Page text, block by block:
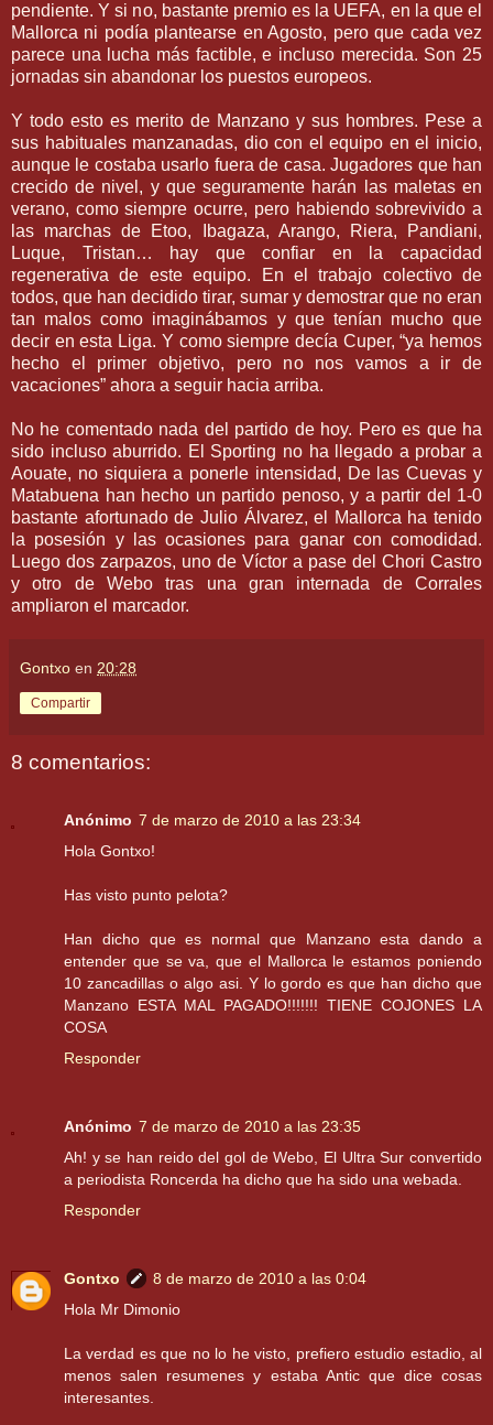
pendiente. Y si no, bastante premio es la UEFA, en la que el
Mallorca ni podía plantearse en Agosto, pero que cada vez
parece una lucha más factible, e incluso merecida. Son 25
jornadas sin abandonar los puestos europeos.
Y todo esto es merito de Manzano y sus hombres. Pese a
sus habituales manzanadas, dio con el equipo en el inicio,
aunque le costaba usarlo fuera de casa. Jugadores que han
crecido de nivel, y que seguramente harán las maletas en
verano, como siempre ocurre, pero habiendo sobrevivido a
las marchas de Etoo, Ibagaza, Arango, Riera, Pandiani,
Luque, Tristan… hay que confiar en la capacidad
regenerativa de este equipo. En el trabajo colectivo de
todos, que han decidido tirar, sumar y demostrar que no eran
tan malos como imaginábamos y que tenían mucho que
decir en esta Liga. Y como siempre decía Cuper, “ya hemos
hecho el primer objetivo, pero no nos vamos a ir de
vacaciones” ahora a seguir hacia arriba.
No he comentado nada del partido de hoy. Pero es que ha
sido incluso aburrido. El Sporting no ha llegado a probar a
Aouate, no siquiera a ponerle intensidad, De las Cuevas y
Matabuena han hecho un partido penoso, y a partir del 1-0
bastante afortunado de Julio Álvarez, el Mallorcaha tenido
la posesión y las ocasiones para ganar con comodidad.
Luego dos zarpazos, uno de Víctor a pase del Chori Castro
y otro de Webo tras una gran internada de Corrales
ampliaron el marcador.
Gontxo en 20:28
Compartir
8 comentarios:
Anónimo 7 de marzo de 2010 a las 23:34
Hola Gontxo!
Has visto punto pelota?
Han dicho que es normal que Manzano esta dando a
entender que se va, que el Mallorca le estamos poniendo
10 zancadillas o algo asi. Y lo gordo es que han dicho que
Manzano ESTA MAL PAGADO!!!!!!! TIENE COJONES LA
COSA
Responder
Anónimo 7 de marzo de 2010 a las 23:35
Ah! y se han reido del gol de Webo, El Ultra Sur convertido
a periodista Roncerda ha dicho que ha sido una webada.
Responder
Gontxo
8 de marzo de 2010 a las 0:04
Hola Mr Dimonio
La verdad es que no lo he visto, prefiero estudio estadio, al
menos salen resumenes y estaba Antic que dice cosas
interesantes.